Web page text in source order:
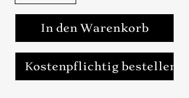
In den Warenkorb
Kostenpflichtig bestellen